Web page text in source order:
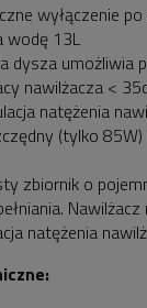
wyłączenie
wodę 13L
dysza umożliwia
nawilżacza <
natężenia
(tylko 85W)
zbiornik o
natężenia